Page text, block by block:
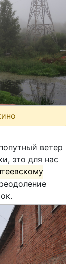
ветер
это для нас